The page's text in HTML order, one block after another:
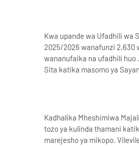
Kwa upande wa Ufadhili wa
2025/2026 wanafunzi 2,630
wananufaika na ufadhili huo
Sita katika masomo ya
Kadhalika Mheshimiwa
tozo ya kulinda thamani
marejesho ya mikopo.